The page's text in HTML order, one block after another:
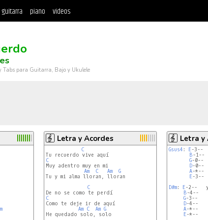
guitarra piano videos
Tabs para Guitarra, Bajo y Ukulele
Letra y Acordes
C
C
Am C Am
G
Tu y mi alma lloran, lloran
C
C
Am C Am G
He quedado solo, solo
Letra y
Gsus4 : E-
B-
G-
D-
A-
E-
D#m: E-2--   y
B-4--
G-3--
D-4--
A-*--
E-*--